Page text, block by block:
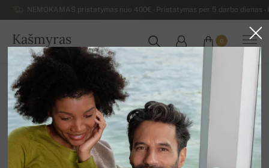
NEMOKAMAS pristatymas nuo 400€ - Pristatymas per 5 darbo dienas
Kašmyras
LIETUVA
0
Atgal
Moteriški kašmyro megztiniai
Moteriški kašmyro megztiniai aukštu kaklu